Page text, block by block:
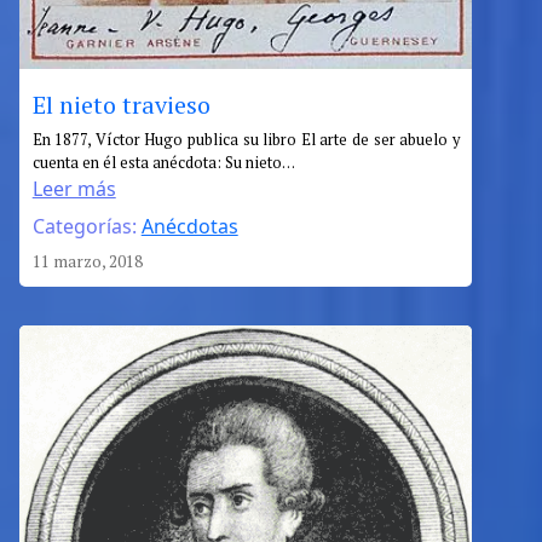
El nieto travieso
En 1877, Víctor Hugo publica su libro El arte de ser abuelo y
cuenta en él esta anécdota: Su nieto…
Leer más
:
El
nieto
travieso
Categorías: Anécdotas
11 marzo, 2018